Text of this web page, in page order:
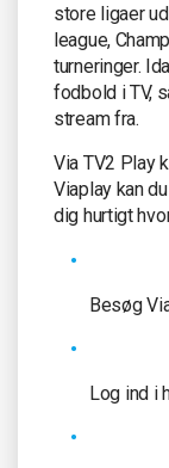
store ligaer
league,
turneringer.
fodbold i TV,
stream fra.
Via TV2 Play
Viaplay kan
dig hurtigt
Besøg
Log ind i